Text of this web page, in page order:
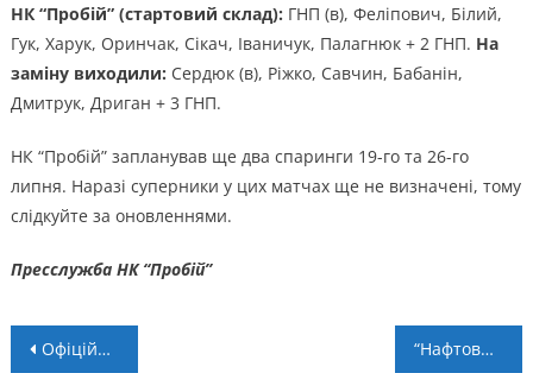
НК “Пробій” (стартовий склад): ГНП (в), Феліпович, Білий,
Гук, Харук, Оринчак, Сікач, Іваничук, Палагнюк + 2 ГНП. На
заміну виходили: Сердюк (в), Ріжко, Савчин, Бабанін,
Дмитрук, Дриган + 3 ГНП.
НК “Пробій” запланував ще два спаринги 19-го та 26-го
липня. Наразі суперники у цих матчах ще не визначені, тому
слідкуйте за оновленнями.
Пресслужба НК “Пробій”
Навігація
Офіційно: Владислав Гуменюк і Дмитро Макотяк – новачки «Прикарпаття-Благо» “Нафтовик” отримав суперника у Кубку України